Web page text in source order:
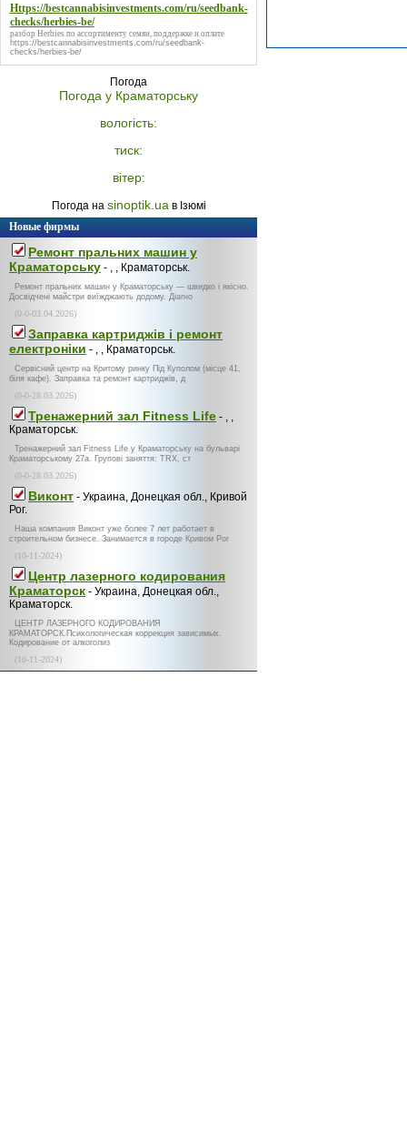
Https://bestcannabisinvestments.com/ru/seedbank-
checks/herbies-be/
разбор Herbies по ассортименту семян, поддержке и оплате
https://bestcannabisinvestments.com/ru/seedbank-
checks/herbies-be/
Погода
Погода у Краматорську
вологість:
тиск:
вітер:
Погода на sinoptik.uaв Ізюмі
Новые фирмы
Ремонт пральних машин у
Краматорську - , , Краматорськ.
Ремонт пральних машин у Краматорську — швидко і якісно.
Досвідчені майстри виїжджають додому. Діагно
(0-0-03.04.2026)
Заправка картриджів і ремонт
електроніки - , , Краматорськ.
Сервісний центр на Критому ринку Під Куполом (місце 41,
біля кафе). Заправка та ремонт картриджів, д
(0-0-28.03.2026)
Тренажерний зал Fitness Life - , ,
Краматорськ.
Тренажерний зал Fitness Life у Краматорську на бульварі
Краматорському 27а. Групові заняття: TRX, ст
(0-0-28.03.2026)
Виконт - Украина, Донецкая обл., Кривой
Рог.
Наша компания Виконт уже более 7 лет работает в
строительном бизнесе. Занимается в городе Кривом Рог
(10-11-2024)
Центр лазерного кодирования
Краматорск - Украина, Донецкая обл.,
Краматорск.
ЦЕНТР ЛАЗЕРНОГО КОДИРОВАНИЯ
КРАМАТОРСК.Психологическая коррекция зависимых.
Кодирование от алкоголиз
(10-11-2024)